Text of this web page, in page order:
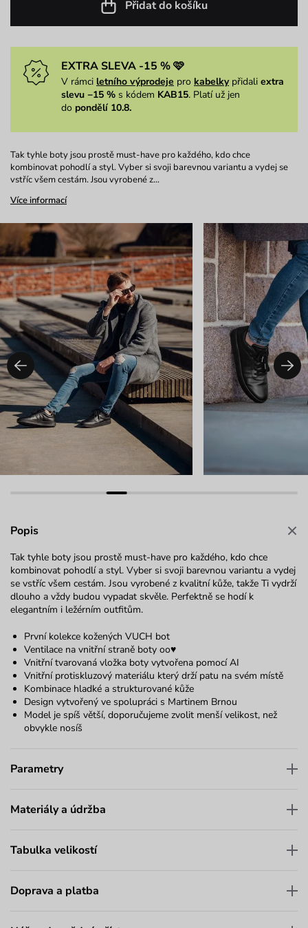
Přidat do košíku
EXTRA SLEVA -15 % 🩷
V rámci letního výprodeje pro kabelkypřidali extra
slevu −15 % s kódem KAB15. Platí už jen
do pondělí 10.8.
Tak tyhle boty jsou prostě must-have pro každého, kdo chce
kombinovat pohodlí a styl. Vyber si svoji barevnou variantu a vydej se
vstříc všem cestám. Jsou vyrobené z…
Více informací
Popis
Tak tyhle boty jsou prostě must-have pro každého, kdo chce
kombinovat pohodlí a styl. Vyber si svoji barevnou variantu a vydej
se vstříc všem cestám. Jsou vyrobené z kvalitní kůže, takže Ti vydrží
dlouho a vždy budou vypadat skvěle. Perfektně se hodí k
elegantním i ležérním outfitům.
První kolekce kožených VUCH bot
Ventilace na vnitřní straně boty oo♥
Vnitřní tvarovaná vložka boty vytvořena pomocí AI
Vnitřní protiskluzový materiálu který drží patu na svém místě
Kombinace hladké a strukturované kůže
Design vytvořený ve spolupráci s Martinem Brnou
Model je spíš větší, doporučujeme zvolit menší velikost, než
obvykle nosíš
Parametry
Materiály a údržba
Tabulka velikostí
Doprava a platba